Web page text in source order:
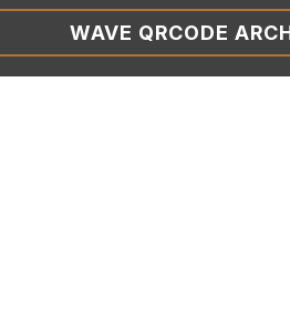
WAVE QRCODE